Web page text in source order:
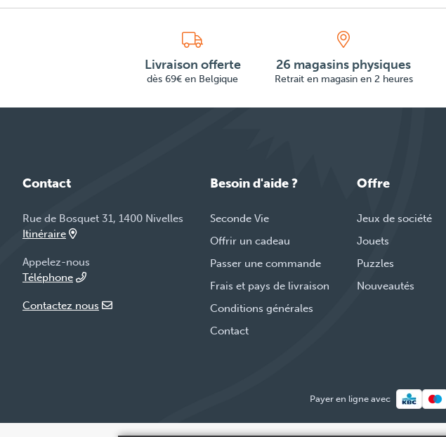
Livraison offerte
dès 69€ en Belgique
26 magasins physiques
Retrait en magasin en 2 heures
Contact
Rue de Bosquet 31, 1400 Nivelles
Itinéraire
Appelez-nous
Téléphone
Contactez nous
Besoin d'aide ?
Seconde Vie
Offrir un cadeau
Passer une commande
Frais et pays de livraison
Conditions générales
Contact
Offre
Jeux de société
Jouets
Puzzles
Nouveautés
Payer en ligne avec